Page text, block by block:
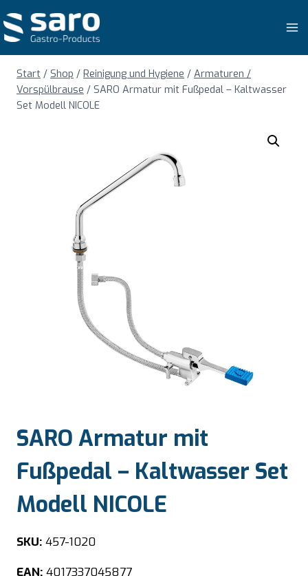
Inhalt
springen
Start / Shop / Reinigung und Hygiene / Armaturen /
Vorspülbrause / SARO Armatur mit Fußpedal – Kaltwasser
Set Modell NICOLE
SARO Armatur mit
Fußpedal – Kaltwasser Set
Modell NICOLE
SKU: 457-1020
EAN: 4017337045877